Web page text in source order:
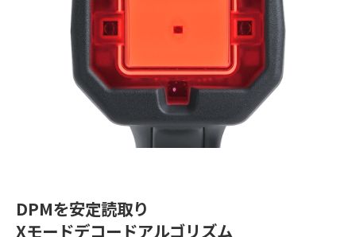
DPMを安定読取り
Xモードデコードアルゴリズム